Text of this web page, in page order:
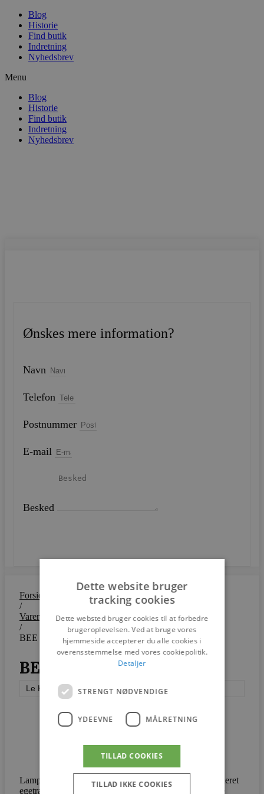
Blog
Historie
Find butik
Indretning
Nyhedsbrev
Menu
Blog
Historie
Find butik
Indretning
Nyhedsbrev
Ønskes mere information?
Navn
Telefon
Postnummer
E-mail
Besked
Forside
/
Varer
/
BEE HIVE
BEE HIVE
Le Klint
Lampen kommer i håndfoldet papir med træstel i lys olieret
egetræ. BEE HIVE er en lampe, som formår at udstråle
Dette website bruger
tracking cookies
Dette websted bruger cookies til at forbedre
brugeroplevelsen. Ved at bruge vores
hjemmeside accepterer du alle cookies i
overensstemmelse med vores cookiepolitik.
Detaljer
STRENGT NØDVENDIGE
YDEEVNE MÅLRETNING
TILLAD COOKIES
TILLAD IKKE COOKIES